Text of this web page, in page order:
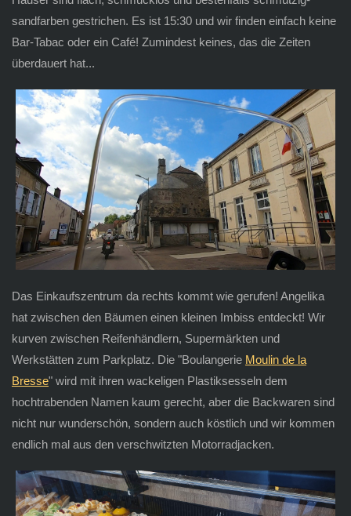
sandfarben gestrichen. Es ist 15:30 und wir finden einfach keine
Bar-Tabac oder ein Café! Zumindest keines, das die Zeiten
überdauert hat...
Das Einkaufszentrum da rechts kommt wie gerufen! Angelika
hat zwischen den Bäumen einen kleinen Imbiss entdeckt! Wir
kurven zwischen Reifenhändlern, Supermärkten und
Werkstätten zum Parkplatz. Die "Boulangerie Moulin de la
Bresse" wird mit ihren wackeligen Plastiksesseln dem
hochtrabenden Namen kaum gerecht, aber die Backwaren sind
nicht nur wunderschön, sondern auch köstlich und wir kommen
endlich mal aus den verschwitzten Motorradjacken.